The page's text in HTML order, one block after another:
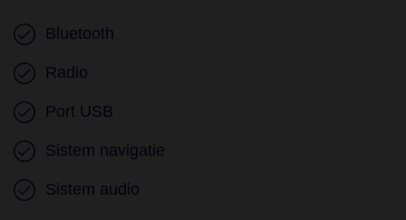
Bluetooth
Radio
Port USB
Sistem navigatie
Sistem audio